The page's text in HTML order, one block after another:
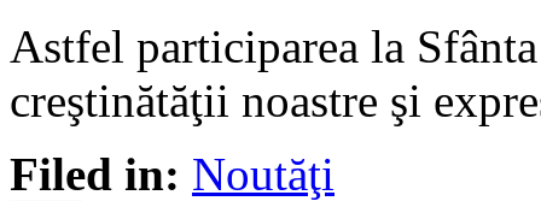
Astfel participarea la
creştinătăţii noastre şi
Filed in: Noutăţi